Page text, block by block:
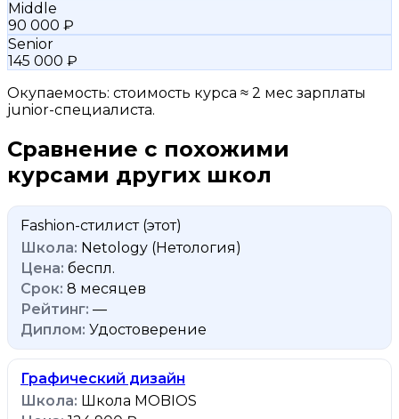
Middle
90 000 ₽
Senior
145 000 ₽
Окупаемость: стоимость курса ≈ 2 мес зарплаты
junior-специалиста.
Сравнение с похожими
курсами других школ
Fashion-стилист (этот)
Netology (Нетология)
беспл.
8 месяцев
—
Удостоверение
Графический дизайн
Школа MOBIOS